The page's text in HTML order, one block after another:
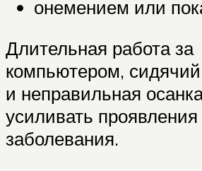
онемением или
Длительная работа за
компьютером,
и неправильная
усиливать проявления
заболевания.